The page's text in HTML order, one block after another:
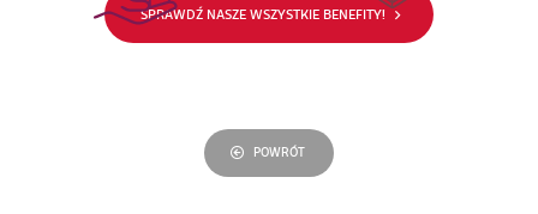
sytuacji życiowejSPRAWDŹ NASZE WSZYSTKIE BENEFITY!
POWRÓT